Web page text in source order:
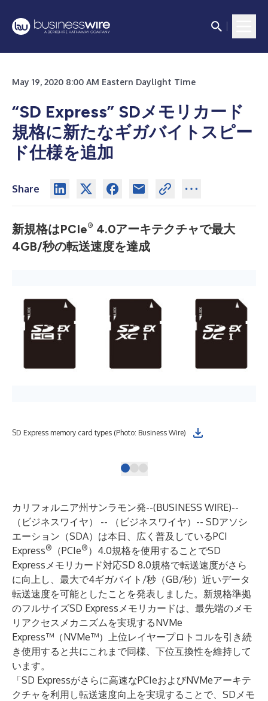
May 19, 2020 8:00 AM Eastern Daylight Time
“SD Express” SDメモリカード
規格に新たなギガバイトスピー
ド仕様を追加
Share
新規格はPCIe® 4.0アーキテクチャで最大
4GB/秒の転送速度を達成
SD Express memory card types (Photo: Business Wire)
カリフォルニア州サンラモン発--(BUSINESS WIRE)--
（ビジネスワイヤ） -- （ビジネスワイヤ）-- SDアソシ
エーション（SDA）は本日、広く普及しているPCI
Express® （PCIe® ）4.0規格を使用することでSD
Expressメモリカード対応SD 8.0規格で転送速度がさら
に向上し、最大で4ギガバイト/秒（GB/秒）近いデータ
転送速度を可能としたことを発表しました。新規格準拠
のフルサイズSD Expressメモリカードは、最先端のメモ
リアクセスメカニズムを実現するNVMe
Express™（NVMe™）上位レイヤープロトコルを引き続
き使用すると共にこれまで同様、下位互換性を維持して
います。
「SD Expressがさらに高速なPCIeおよびNVMeアーキテ
クチャを利用し転送速度向上を実現することで、SDメモ